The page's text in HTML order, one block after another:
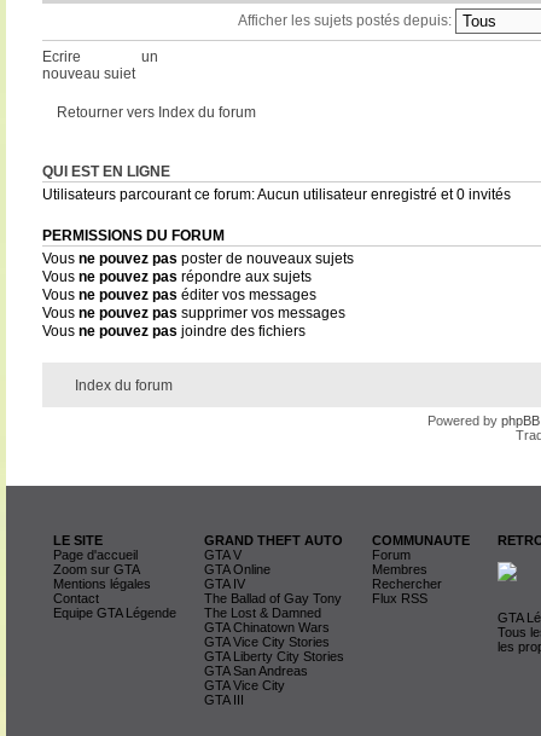
Afficher les sujets postés depuis:
Ecrire un
nouveau sujet
Retourner vers Index du forum
QUI EST EN LIGNE
Utilisateurs parcourant ce forum: Aucun utilisateur enregistré et 0 invités
PERMISSIONS DU FORUM
Vous ne pouvez pas poster de nouveaux sujets
Vous ne pouvez pas répondre aux sujets
Vous ne pouvez pas éditer vos messages
Vous ne pouvez pas supprimer vos messages
Vous ne pouvez pas joindre des fichiers
Index du forum
Powered by phpBB
LE SITE
Page d'accueil
Zoom sur GTA
Mentions légales
Contact
Equipe GTA Légende
GRAND THEFT AUTO
GTA V
GTA Online
GTA IV
The Ballad of Gay Tony
The Lost & Damned
GTA Chinatown Wars
GTA Vice City Stories
GTA Liberty City Stories
GTA San Andreas
GTA Vice City
GTA III
COMMUNAUTE
Forum
Membres
Rechercher
Flux RSS
GTA
Tous
les